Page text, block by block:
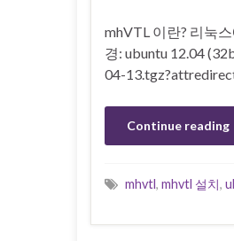
mhVTL 이란? 리눅
경: ubuntu 12.04
04-
Continue reading
mhvtl, mhvtl 설치,